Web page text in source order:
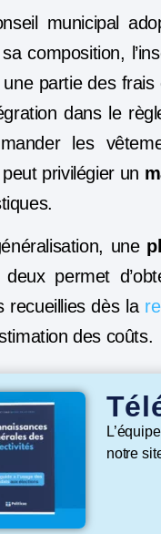
municipal
composition,
partie des frais
dans le
les
privilégier un
une
permet
recueillies dès la
des coûts.
notre